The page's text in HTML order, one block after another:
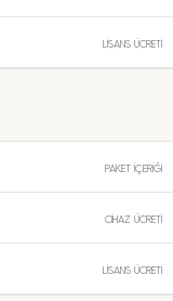
LİSANS ÜCRETİ
PAKET İÇERİĞİ
CİHAZ ÜCRETİ
LİSANS ÜCRETİ